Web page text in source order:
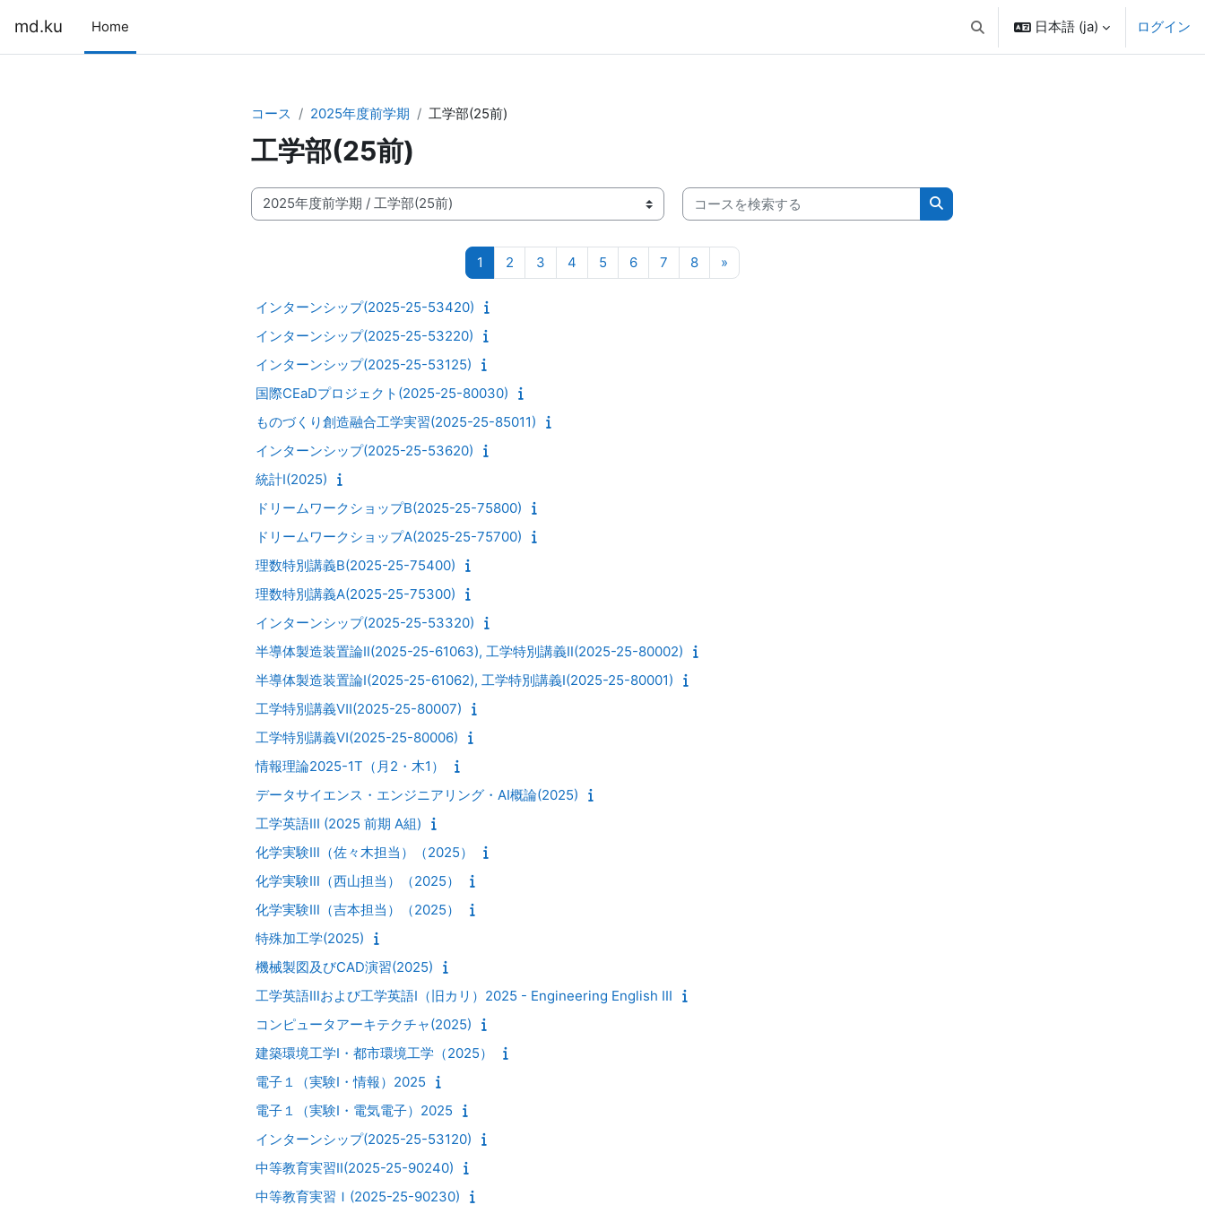
md.ku Home 検索入力に切り替える
日本語 ‎(ja)‎ ログイン
コース 2025年度前学期 工学部(25前)
工学部(25前)
コースカテゴリ
コースを検索する
コースを検索する
1 ページ 1
2 ページ 2
3 ページ 3
4 ページ 4
5 ページ 5
6ページ 6
7 ページ 7
8ページ 8
»
インターンシップ(2025-25-53420)
インターンシップ(2025-25-53220)
インターンシップ(2025-25-53125)
国際CEaDプロジェクト(2025-25-80030)
ものづくり創造融合工学実習(2025-25-85011)
インターンシップ(2025-25-53620)
統計I(2025)
ドリームワークショップB(2025-25-75800)
ドリームワークショップA(2025-25-75700)
理数特別講義B(2025-25-75400)
理数特別講義A(2025-25-75300)
インターンシップ(2025-25-53320)
半導体製造装置論Ⅱ(2025-25-61063), 工学特別講義Ⅱ(2025-25-80002)
半導体製造装置論Ⅰ(2025-25-61062), 工学特別講義Ⅰ(2025-25-80001)
工学特別講義Ⅶ(2025-25-80007)
工学特別講義Ⅵ(2025-25-80006)
情報理論2025-1T（月2・木1）
データサイエンス・エンジニアリング・AI概論(2025)
工学英語III (2025 前期 A組)
化学実験Ⅲ（佐々木担当）（2025）
化学実験Ⅲ（西山担当）（2025）
化学実験Ⅲ（吉本担当）（2025）
特殊加工学(2025)
機械製図及びCAD演習(2025)
工学英語Ⅲおよび工学英語Ⅰ（旧カリ）2025 - Engineering English III
コンピュータアーキテクチャ(2025)
建築環境工学I・都市環境工学（2025）
電子１（実験I・情報）2025
電子１（実験I・電気電子）2025
インターンシップ(2025-25-53120)
中等教育実習II(2025-25-90240)
中等教育実習Ｉ(2025-25-90230)